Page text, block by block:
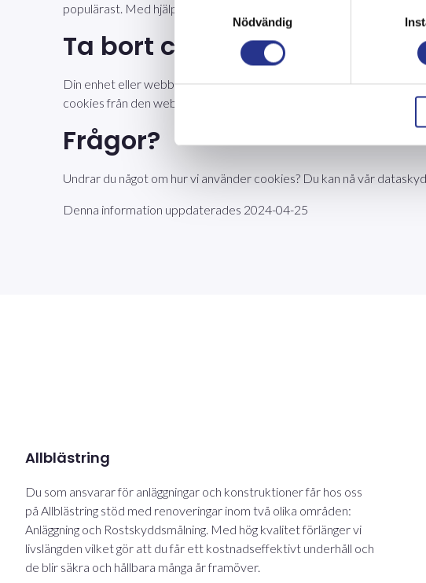
Nödvändig
populärast. Med hjälp av denna informationen kan vi förbättra vår
Ta bort cookies
Din enhet eller webbläsare tillåter dig att ställa in vilka cookies som
cookies från den webbplatsen du besöker. Gå in under
Frågor?
Undrar du något om hur vi använder cookies? Du kan nå vår
Denna information uppdaterades 2024-04-25
Allblästring
Du som ansvarar för anläggningar och konstruktioner får hos oss
på Allblästring stöd med renoveringar inom två olika områden:
Anläggning och Rostskyddsmålning. Med hög kvalitet förlänger vi
livslängden vilket gör att du får ett kostnadseffektivt underhåll och
de blir säkra och hållbara många år framöver.